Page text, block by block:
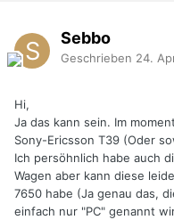
Sebbo
Geschrieben 24.
Hi,
Ja das kann sein. Im
Sony-Ericsson T39 (Oder
Ich persöhnlich habe auch
Wagen aber kann diese
7650 habe (Ja genau das,
einfach nur "PC" genannt